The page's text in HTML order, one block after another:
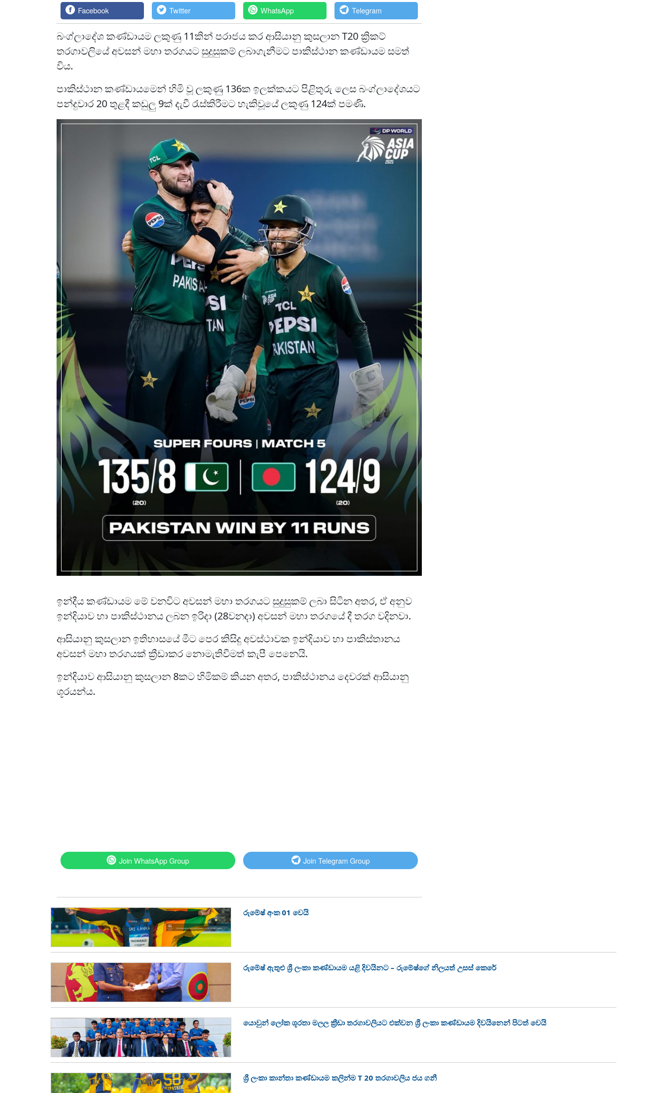
Facebook Twitter WhatsApp Telegram
බංග්ලාදේශ කණ්ඩායම ලකුණු 11කින් පරාජය කර ආසියානු කුසලාන T20 ක්‍රිකට්
තරගාවලියේ අවසන් මහා තරගයට සුදුසුකම් ලබාගැනීමට පාකිස්ථාන කණ්ඩායම සමත්
විය.
පාකිස්ථාන කණ්ඩායමෙන් හිමි වූ ලකුණු 136ක ඉලක්කයට පිළිතුරු ලෙස බංග්ලාදේශයට
පන්දුවාර 20 තුළදී කඩුලු 9ක් දැවී රැස්කිරීමට හැකිවූයේ ලකුණු 124ක් පමණි.
ඉන්දීය කණ්ඩායම මේ වනවිට අවසන් මහා තරගයට සුදුසුකම් ලබා සිටින අතර, ඒ අනුව
ඉන්දියාව හා පාකිස්ථානය ලබන ඉරිදා (28වනදා) අවසන් මහා තරගයේ දී තරග වදිනවා.
ආසියානු කුසලාන ඉතිහාසයේ මීට පෙර කිසිදු අවස්ථාවක ඉන්දියාව හා පාකිස්තානය
අවසන් මහා තරගයක් ක්‍රීඩාකර නොමැතිවීමත් කැපී පෙනෙයි.
ඉන්දියාව ආසියානු කුසලාන 8කට හිමිකම් කියන අතර, පාකිස්ථානය දෙවරක් ආසියානු
ශූරයන්ය.
Join WhatsApp Group Join Telegram Group
රුමේෂ් අංක 01 වෙයි
රුමේෂ් ඇතුළු ශ්‍රී ලංකා කණ්ඩායම යළි දිවයිනට – රුමේෂ්ගේ නිලයත් උසස් කෙරේ
යොවුන් ලෝක ශූරතා මලල ක්‍රීඩා තරගාවලියට එක්වන ශ්‍රී ලංකා කණ්ඩායම දිවයිනෙන් පිටත් වෙයි
ශ්‍රී ලංකා කාන්තා කණ්ඩායම කලින්ම T 20 තරගාවලිය ජය ගනී